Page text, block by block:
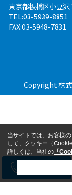
東京都板橋区小豆
TEL:03-5939-8851
FAX:03-5948-7831
Copyright 株
当サイトでは、お客様
して、クッキー（
詳しくは、当社の 「